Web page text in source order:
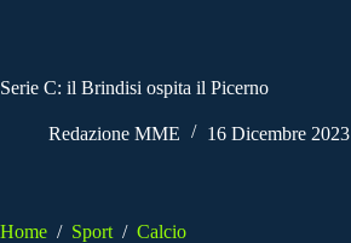
Serie C: il Brindisi ospita il Picerno
Redazione MME 16 Dicembre 2023
Home / Sport / Calcio